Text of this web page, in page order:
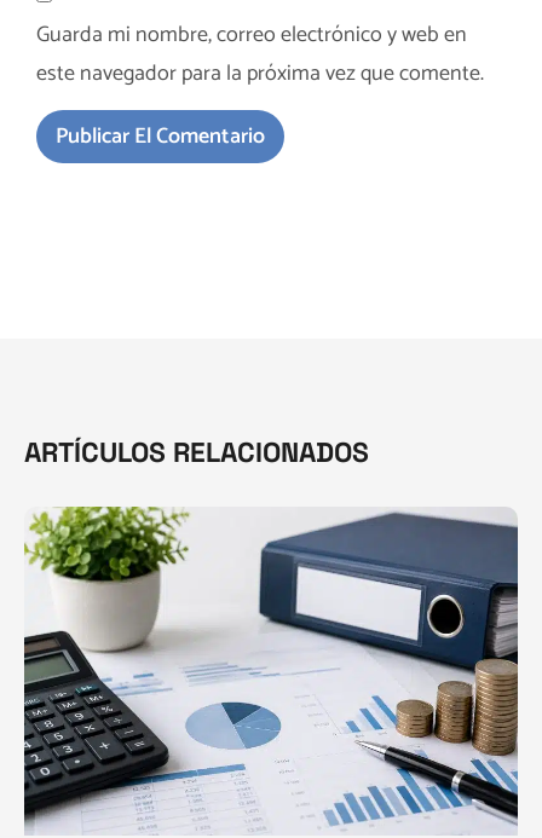
Guarda mi nombre, correo electrónico y web en
este navegador para la próxima vez que comente.
ARTÍCULOS RELACIONADOS